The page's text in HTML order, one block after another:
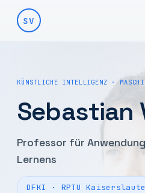
SV
KÜNSTLICHE INTELLIGENZ ·
Sebastian
Professor für
Lernens
DFKI · RPTU